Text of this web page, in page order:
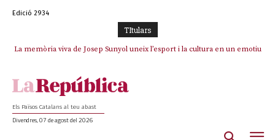
Edició 2934
TItulars
La memòria viva de Josep Sunyol uneix l’esport i la cultura en un emotiu
Els Països Catalans al teu abast
Divendres, 07 de agost del 2026